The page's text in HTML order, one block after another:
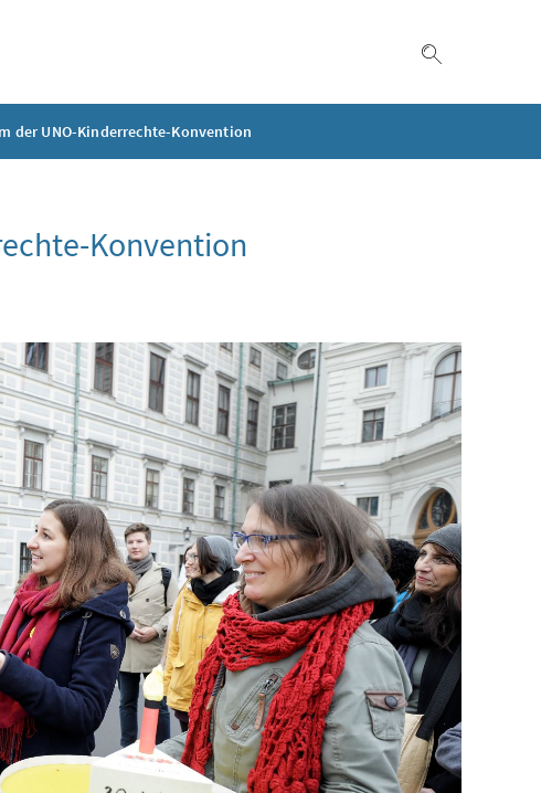
der UNO-Kinderrechte-Konvention
Konvention